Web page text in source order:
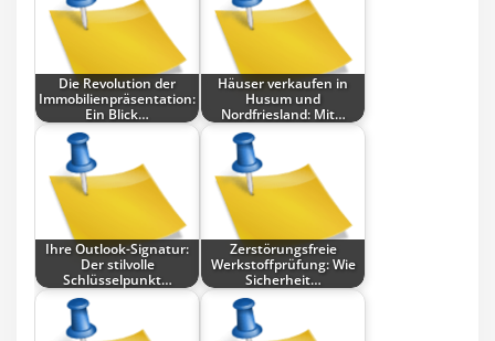
Die Revolution der
Immobilienpräsentation:
Ein Blick…
Häuser verkaufen in
Husum und
Nordfriesland: Mit…
Ihre Outlook-Signatur:
Der stilvolle
Schlüsselpunkt…
Zerstörungsfreie
Werkstoffprüfung: Wie
Sicherheit…